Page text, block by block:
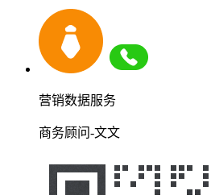
营销数据服务
商务顾问-文文